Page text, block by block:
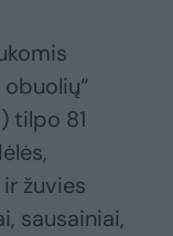
tilpo 81
žuvies
sausainiai,